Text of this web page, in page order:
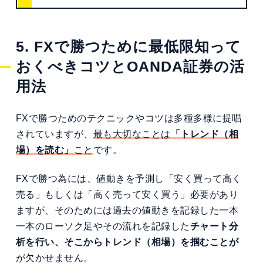
5. FXで勝つために最低限知って
おくべきコツとOANDA証券の活
用法
FXで勝つためのテクニックやコツは多種多様に提唱
されていますが、 最も大切なことは
「トレンド（相
場）を読む」
こと です。
FXで勝つ為には、値動きを予測し「安く買って高く
売る」もしくは「高く売って安く買う」必要があり
ますが、そのためには過去の値動きを記録した一本
一本のローソク足やその流れを記録したチャート分
析を行い、そこからトレンド（相場）を掴むことが
が欠かせません。